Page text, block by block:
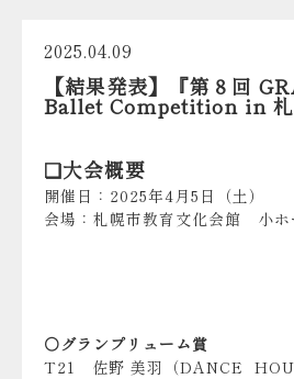
2025.04.09
【結果発表】『第８回
Ballet Competition in 札
❏大会概要
開催日：2025年4月5日（土）
会場：札幌市教育文化会館 小ホ
◯グランプリューム賞
T21 佐野 美羽（DANCE